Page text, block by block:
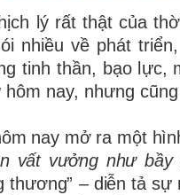
lý rất thật của
nhiều về phát
tinh thần, bạo
hôm nay, nhưng
nay mở ra một
vất vưởng như bầy
thương” – diễn tả